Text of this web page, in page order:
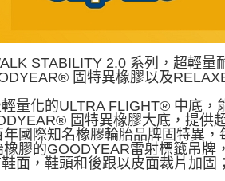
STABILITY 2.0 系列，超輕
固特異橡膠以及
量化的ULTRA FLIGHT® 中底，
固特異橡膠大底，提供
年國際知名橡膠輪胎品牌固特異
橡膠的GOODYEAR雷射標籤吊牌
面，鞋頭和後跟以皮面裁片加